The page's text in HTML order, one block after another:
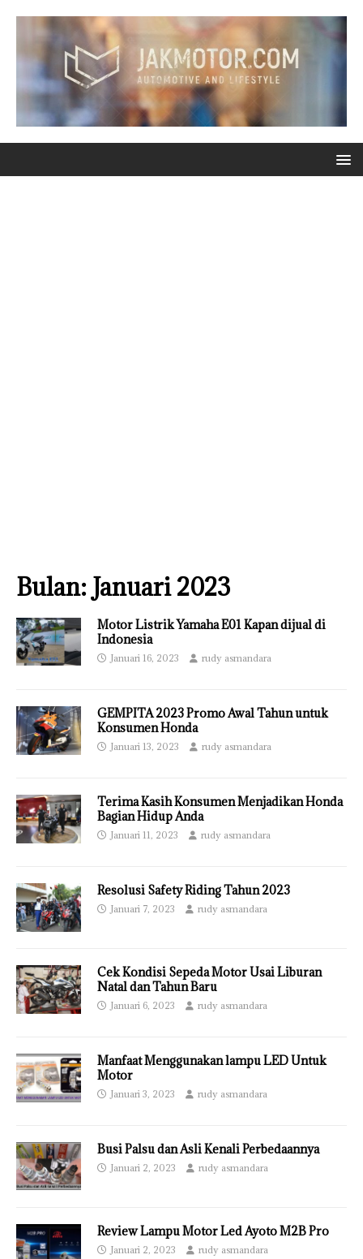
Bulan: Januari 2023
Motor Listrik Yamaha E01 Kapan dijual di
Indonesia
Januari 16, 2023 rudy asmandara
GEMPITA 2023 Promo Awal Tahun untuk
Konsumen Honda
Januari 13, 2023 rudy asmandara
Terima Kasih Konsumen Menjadikan Honda
Bagian Hidup Anda
Januari 11, 2023 rudy asmandara
Resolusi Safety Riding Tahun 2023
Januari 7, 2023 rudy asmandara
Cek Kondisi Sepeda Motor Usai Liburan
Natal dan Tahun Baru
Januari 6, 2023 rudy asmandara
Manfaat Menggunakan lampu LED Untuk
Motor
Januari 3, 2023 rudy asmandara
Busi Palsu dan Asli Kenali Perbedaannya
Januari 2, 2023 rudy asmandara
Review Lampu Motor Led Ayoto M2B Pro
Januari 2, 2023 rudy asmandara